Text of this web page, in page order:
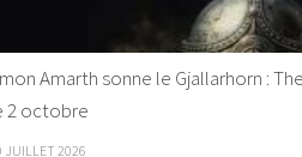
Amarth sonne le Gjallarhorn :
2 octobre
JUILLET 2026